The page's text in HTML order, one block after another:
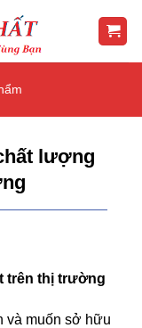
lượng
trên thị trường
và muốn sở hữu